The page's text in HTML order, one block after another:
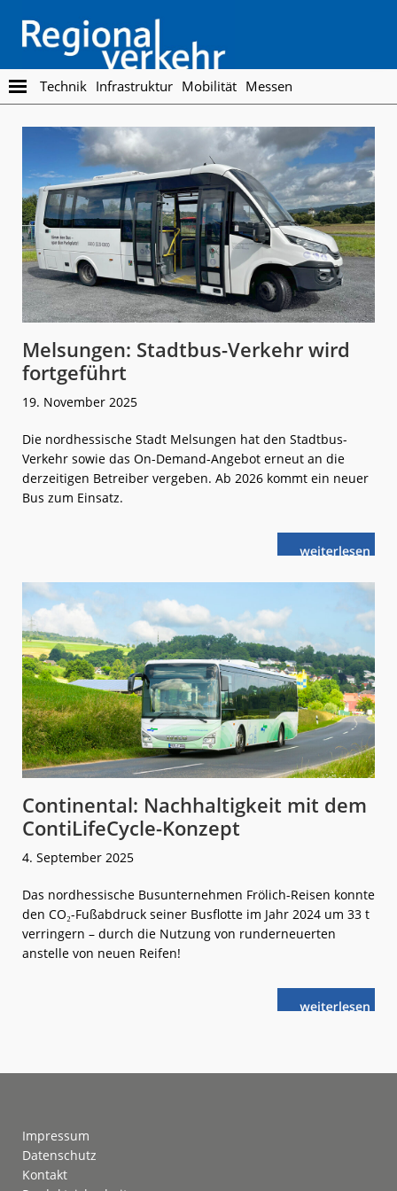
main
content
footer
Regionalverkehr
Die
Fachzeitschrift
Öffentlichen
Personennahverkehr
Technik Infrastruktur Mobilität Messen
Melsungen: Stadtbus-Verkehr wird
fortgeführt
19. November 2025
Die nordhessische Stadt Melsungen hat den Stadtbus-
Verkehr sowie das On-Demand-Angebot erneut an die
derzeitigen Betreiber vergeben. Ab 2026 kommt ein neuer
Bus zum Einsatz.
weiterlese
nMelsungen:
wird
fortgeführt
Continental: Nachhaltigkeit mit dem
ContiLifeCycle-Konzept
4. September 2025
Das nordhessische Busunternehmen Frölich-Reisen konnte
den CO₂-Fußabdruck seiner Busflotte im Jahr 2024 um 33 t
verringern – durch die Nutzung von runderneuerten
anstelle von neuen Reifen!
weiterlese
nContinental:
Impressum
Datenschutz
Kontakt